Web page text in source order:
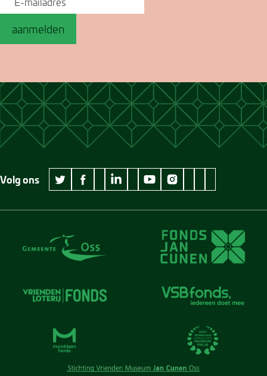
aanmelden
Volg ons
twitter Museum Jan Cunen
facebook Museum Jan Cunen
wikipedia Museum Jan Cunen
linkedin Museum Jan Cunen
googleplus Museum Jan Cunen
youtube Museum Jan Cunen
instagram Museum